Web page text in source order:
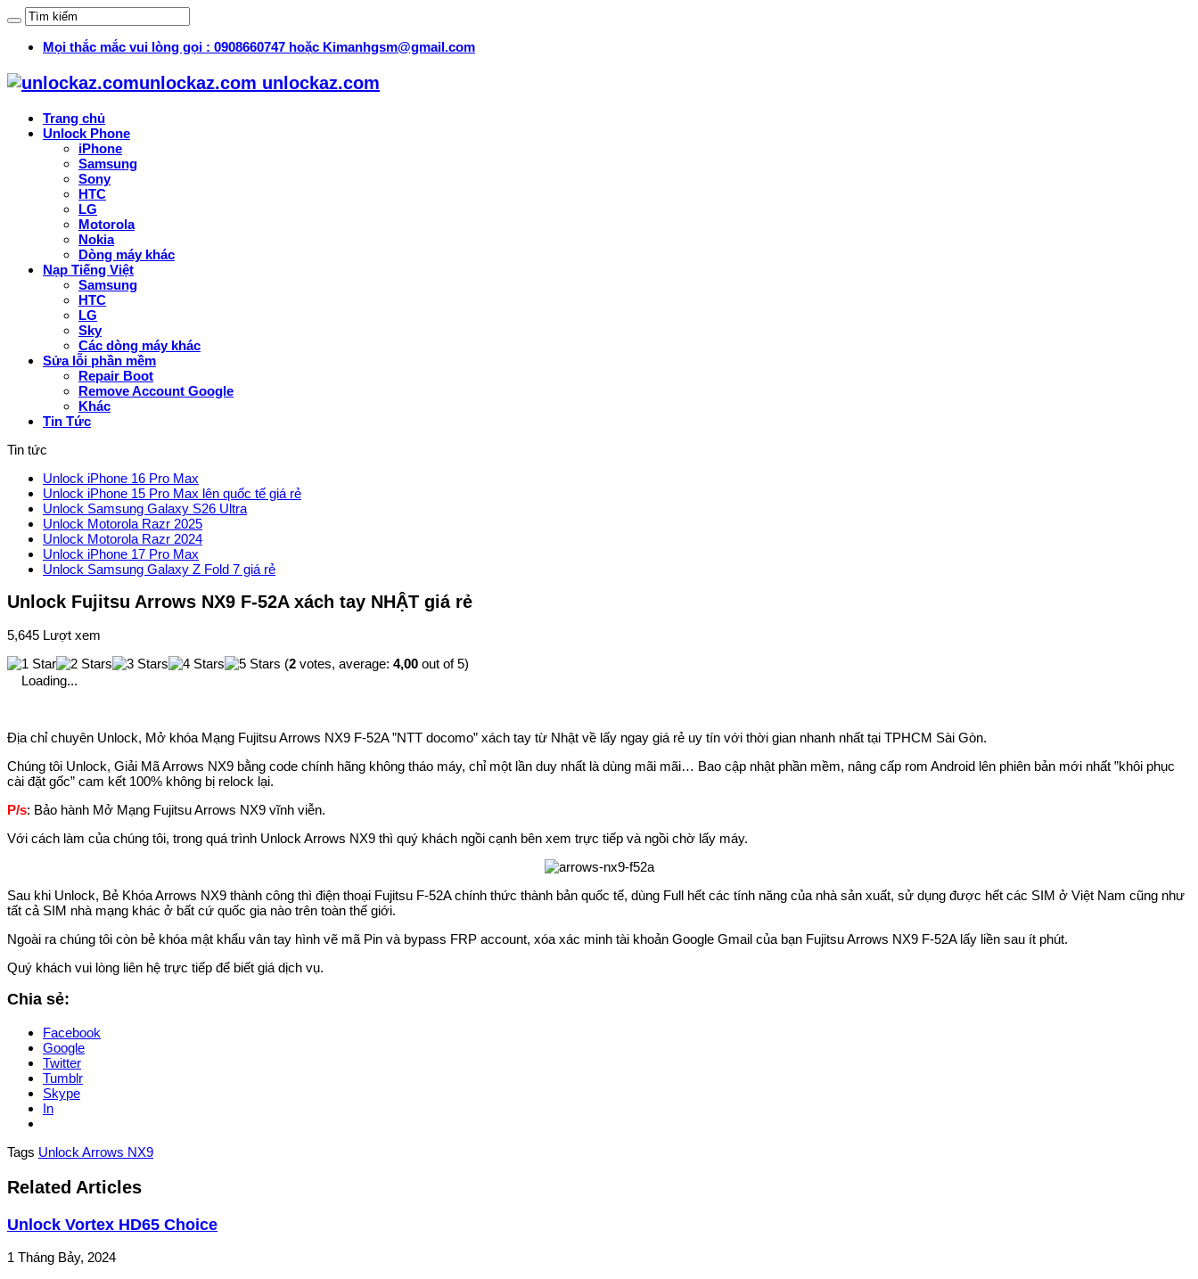
Mọi thắc mắc vui lòng gọi : 0908660747 hoặc Kimanhgsm@gmail.com
unlockaz.com unlockaz.com
Trang chủ
Unlock Phone
iPhone
Samsung
Sony
HTC
LG
Motorola
Nokia
Dòng máy khác
Nạp Tiếng Việt
Samsung
HTC
LG
Sky
Các dòng máy khác
Sửa lỗi phần mềm
Repair Boot
Remove Account Google
Khác
Tin Tức
Tin tức
Unlock iPhone 16 Pro Max
Unlock iPhone 15 Pro Max lên quốc tế giá rẻ
Unlock Samsung Galaxy S26 Ultra
Unlock Motorola Razr 2025
Unlock Motorola Razr 2024
Unlock iPhone 17 Pro Max
Unlock Samsung Galaxy Z Fold 7 giá rẻ
Unlock Fujitsu Arrows NX9 F-52A xách tay NHẬT giá rẻ
5,645 Lượt xem
(2 votes, average: 4,00 out of 5)
Loading...
Địa chỉ chuyên Unlock, Mở khóa Mạng Fujitsu Arrows NX9 F-52A ”NTT docomo” xách tay từ Nhật về lấy ngay giá rẻ uy tín với thời gian nhanh nhất tại TPHCM Sài Gòn.
Chúng tôi Unlock, Giải Mã Arrows NX9 bằng code chính hãng không tháo máy, chỉ một lần duy nhất là dùng mãi mãi… Bao cập nhật phần mềm, nâng cấp rom Android lên phiên bản mới nhất ”khôi phục
cài đặt gốc” cam kết 100% không bị relock lại.
P/s: Bảo hành Mở Mạng Fujitsu Arrows NX9 vĩnh viễn.
Với cách làm của chúng tôi, trong quá trình Unlock Arrows NX9 thì quý khách ngồi cạnh bên xem trực tiếp và ngồi chờ lấy máy.
Sau khi Unlock, Bẻ Khóa Arrows NX9 thành công thì điện thoại Fujitsu F-52A chính thức thành bản quốc tế, dùng Full hết các tính năng của nhà sản xuất, sử dụng được hết các SIM ở Việt Nam cũng như
tất cả SIM nhà mạng khác ở bất cứ quốc gia nào trên toàn thế giới.
Ngoài ra chúng tôi còn bẻ khóa mật khẩu vân tay hình vẽ mã Pin và bypass FRP account, xóa xác minh tài khoản Google Gmail của bạn Fujitsu Arrows NX9 F-52A lấy liền sau ít phút.
Quý khách vui lòng liên hệ trực tiếp để biết giá dịch vụ.
Chia sẻ:
Facebook
Google
Twitter
Tumblr
Skype
In
Tags Unlock Arrows NX9
Related Articles
Unlock Vortex HD65 Choice
1 Tháng Bảy, 2024